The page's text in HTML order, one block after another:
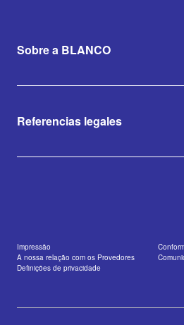
Sobre a BLANCO
Referencias legales
Impressão
A nossa relação com os Provedores
Definições de privacidade